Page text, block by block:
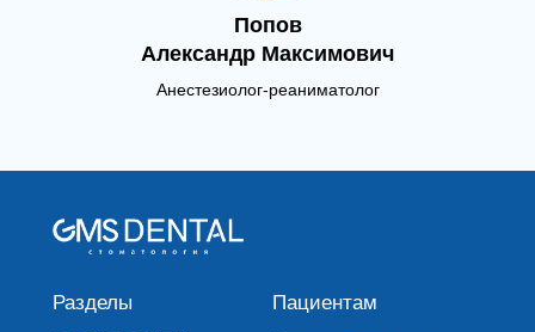
Попов
Александр Максимович
Анестезиолог-реаниматолог
Разделы Пациентам